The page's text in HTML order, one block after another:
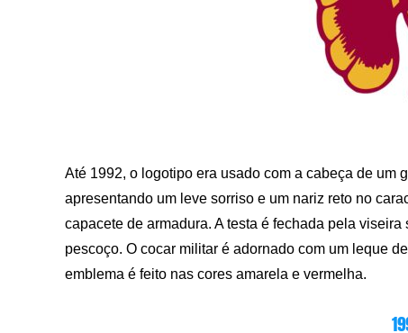
Até 1992, o logotipo era usado com a cabeça de um
apresentando um leve sorriso e um nariz reto no
capacete de armadura. A testa é fechada pela
pescoço. O cocar militar é adornado com um leque
emblema é feito nas cores amarela e vermelha.